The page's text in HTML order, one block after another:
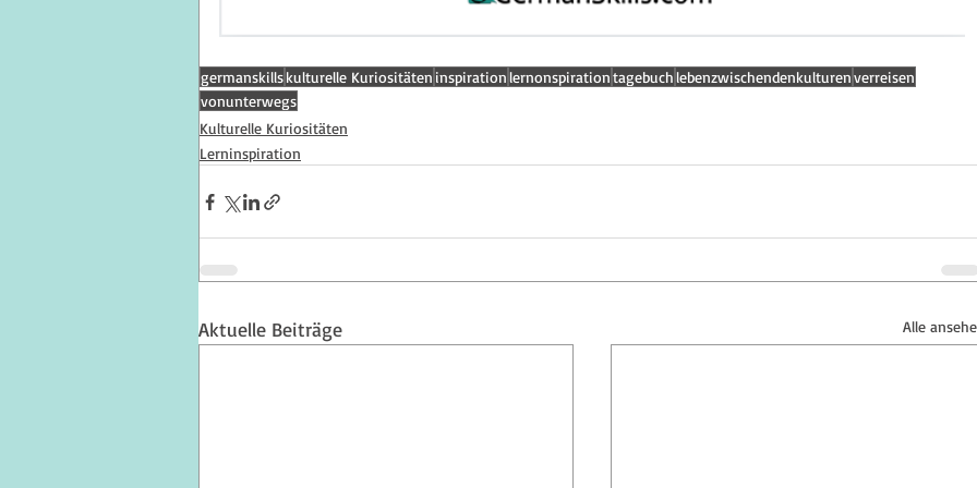
germanskillskulturelle Kuriositäten inspirationlernonspirationtagebuchlebenzwischendenkulturenverreisen
vonunterwegs
Kulturelle Kuriositäten
Lerninspiration
Aktuelle Beiträge Alle